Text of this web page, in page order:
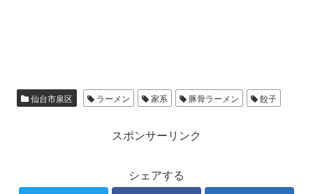
仙台市泉区 ラーメン 家系 豚骨ラーメン 餃子
スポンサーリンク
シェアする